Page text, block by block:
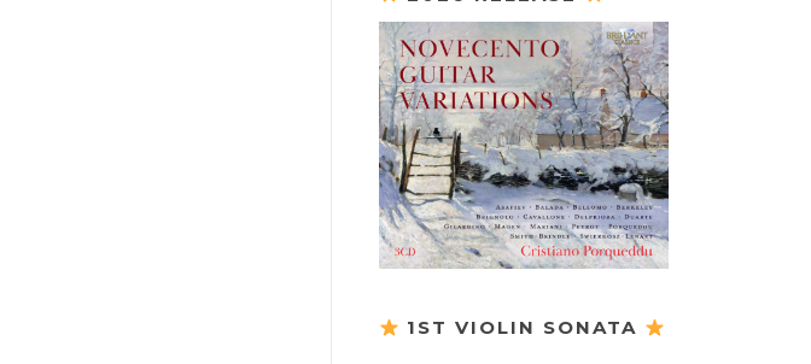
1ST VIOLIN SONATA